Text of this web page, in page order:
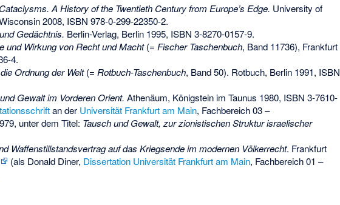
Cataclysms. A History of the Twentieth Century from Europe’s Edge. University of
2008, ISBN 978-0-299-22350-2.
Gedächtnis. Berlin-Verlag, Berlin 1995, ISBN 3-8270-0157-9.
und Wirkung von Recht und Macht(= Fischer Taschenbuch, Band 11736), Frankfurt
4.
Ordnung der Welt(= Rotbuch-Taschenbuch, Band 50). Rotbuch, Berlin 1991, ISBN
Gewalt im Vorderen Orient. Athenäum, Königstein im Taunus 1980, ISBN 3-7610-
an der Universität Frankfurt am Main, Fachbereich 03 –
unter dem Titel: Tausch und Gewalt, zur zionistischen Struktur israelischer
Waffenstillstandsvertrag auf das Kriegsende im modernen Völkerrecht. Frankfurt
(als Donald Diner, Dissertation Universität Frankfurt am Main, Fachbereich 01 –